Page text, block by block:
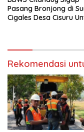
Pasang Bronjong di
Cigales Desa Cisuru
Rekomendasi